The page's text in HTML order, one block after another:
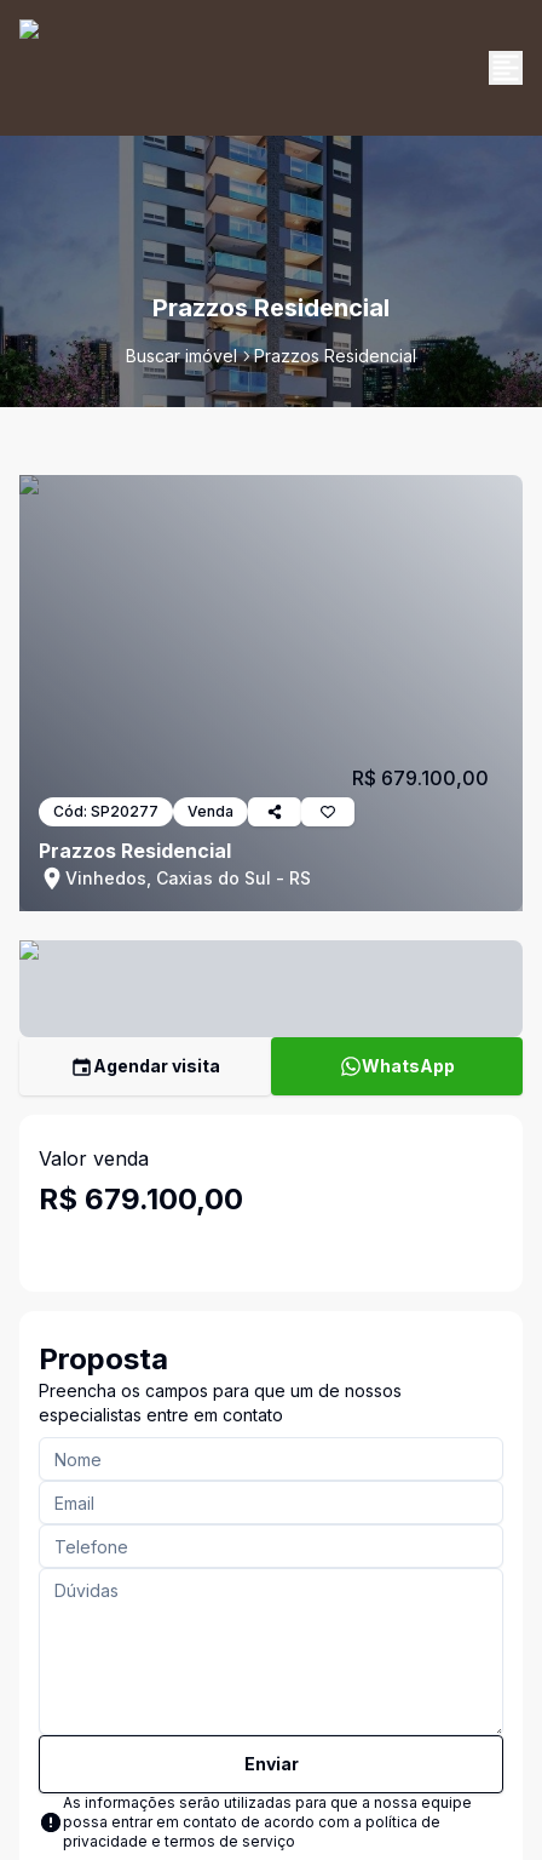
Prazzos Residencial
Buscar imóvel Prazzos Residencial
Cód: SP20277 Venda
Prazzos Residencial
Vinhedos, Caxias do Sul - RS
R$ 679.100,00
Agendar visita WhatsApp
Valor venda
R$ 679.100,00
Proposta
Preencha os campos para que um de nossos
especialistas entre em contato
Enviar
As informações serão utilizadas para que a nossa equipe
possa entrar em contato de acordo com a política de
privacidade e termos de serviço